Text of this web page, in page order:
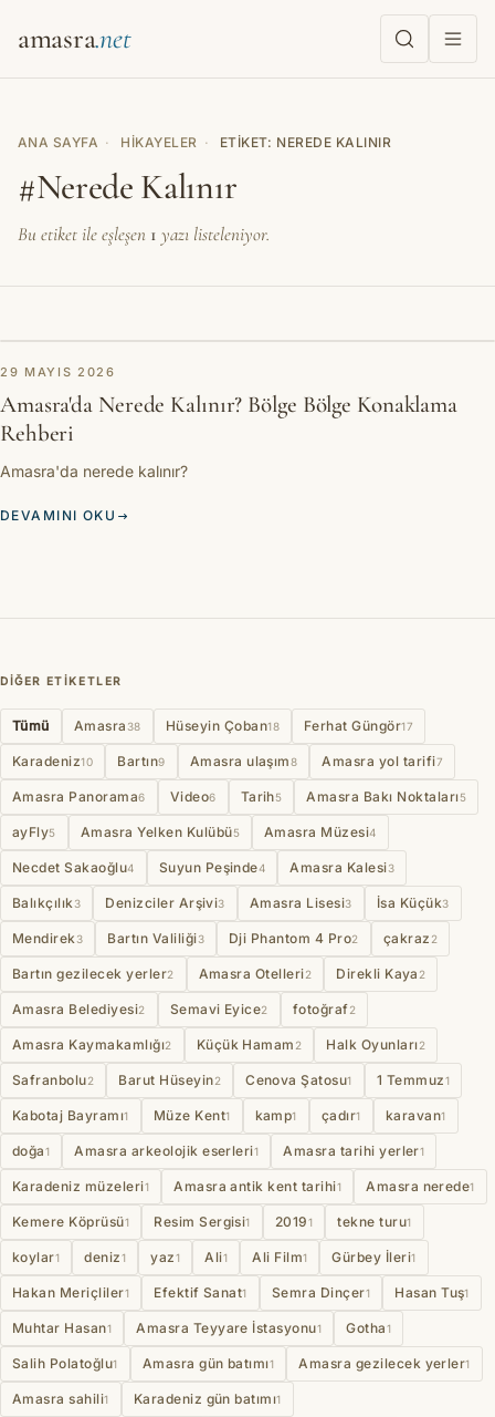
amasra
ANA SAYFA · HIKAYELER · ETIKET: NEREDE KALINIR
#Nerede Kalınır
Bu etiket ile eşleşen 1 yazı listeleniyor.
REHBER
29 MAYIS 2026
Amasra'da Nerede Kalınır? Bölge Bölge Konaklama
Rehberi
Amasra'da nerede kalınır?
DEVAMINI OKU
DIĞER ETIKETLER
Tümü Amasra38 Hüseyin Çoban18 Ferhat Güngör17
Karadeniz10 Bartın9 Amasra ulaşım8 Amasra yol tarifi7
Amasra Panorama6 Video6 Tarih5 Amasra Bakı Noktaları5
ayFly5 Amasra Yelken Kulübü5 Amasra Müzesi4
Necdet Sakaoğlu4 Suyun Peşinde4 Amasra Kalesi3
Balıkçılık3 Denizciler Arşivi3 Amasra Lisesi3 İsa Küçük3
Mendirek3 Bartın Valiliği3 Dji Phantom 4 Pro2 çakraz 2
Bartın gezilecek yerler2 Amasra Otelleri2 Direkli Kaya 2
Amasra Belediyesi2 Semavi Eyice2 fotoğraf2
Amasra Kaymakamlığı2 Küçük Hamam 2 Halk Oyunları2
Safranbolu2 Barut Hüseyin2 Cenova Şatosu1 1 Temmuz1
Kabotaj Bayramı1 Müze Kent1 kamp1 çadır1 karavan1
doğa1 Amasra arkeolojik eserleri1 Amasra tarihi yerler1
Karadeniz müzeleri1 Amasra antik kent tarihi1 Amasra nerede1
Kemere Köprüsü1 Resim Sergisi1 20191 tekne turu1
koylar1 deniz1 yaz1 Ali1 Ali Film1 Gürbey İleri1
Hakan Meriçliler1 Efektif Sanat1 Semra Dinçer1 Hasan Tuş1
Muhtar Hasan1 Amasra Teyyare İstasyonu1 Gotha1
Salih Polatoğlu1 Amasra gün batımı1 Amasra gezilecek yerler1
Amasra sahili1 Karadeniz gün batımı1